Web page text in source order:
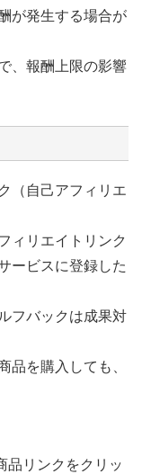
が発生する場合が
、報酬上限の影響
（自己アフィリエ
ィリエイトリンク
ービスに登録した
フバックは成果対
品を購入しても、
品リンクをクリッ